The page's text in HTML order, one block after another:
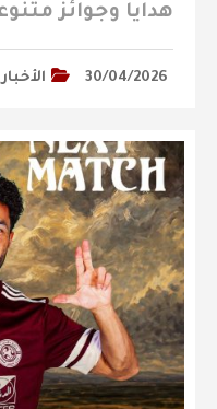
30/04/2026 الأخبار